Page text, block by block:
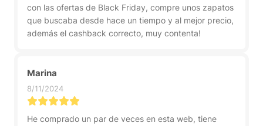
con las ofertas de Black Friday, compre unos zapatos
que buscaba desde hace un tiempo y al mejor precio,
además el cashback correcto, muy contenta!
Marina
8/11/2024
He comprado un par de veces en esta web, tiene